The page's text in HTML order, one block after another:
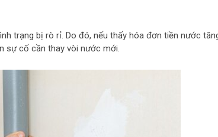
trạng bị rò rỉ. Do đó, nếu thấy hóa đơn tiền nước
sự cố cần thay vòi nước mới.